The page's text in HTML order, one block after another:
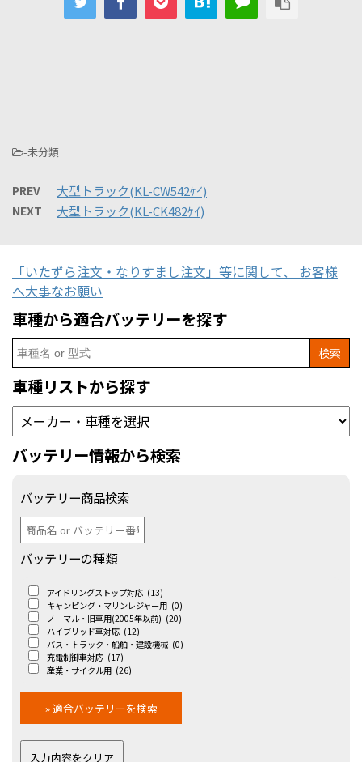
-未分類
PREV 大型トラック(KL-CW542ｹｲ)
NEXT 大型トラック(KL-CK482ｹｲ)
「いたずら注文・なりすまし注文」等に関して、 お客様
へ大事なお願い
車種から適合バッテリーを探す
Search
for:
車種リストから探す
バッテリー情報から検索
バッテリー商品検索
バッテリーの種類
アイドリングストップ対応 (13)
キャンピング・マリンレジャー用 (0)
ノーマル・旧車用(2005年以前) (20)
ハイブリッド車対応 (12)
バス・トラック・船舶・建設機械 (0)
充電制御車対応 (17)
産業・サイクル用 (26)